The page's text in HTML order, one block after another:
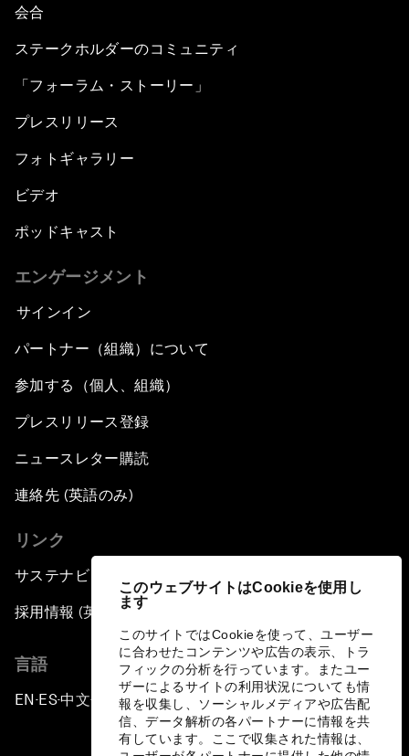
このウェブサイトはCookieを使用し
ます
このサイトではCookieを使って、ユーザー
に合わせたコンテンツや広告の表示、トラ
フィックの分析を行っています。またユー
ザーによるサイトの利用状況についても情
報を収集し、ソーシャルメディアや広告配
信、データ解析の各パートナーに情報を共
有しています。ここで収集された情報は、
会合
ステークホルダーのコミュニティ
「フォーラム・ストーリー」
プレスリリース
フォトギャラリー
ビデオ
ポッドキャスト
エンゲージメント
サインイン
パートナー（組織）について
参加する（個人、組織）
プレスリリース登録
ニュースレター購読
連絡先 (英語のみ)
リンク
サステナビリティへの取り組み
採用情報 (英語のみ)
言語
EN ▪ES▪中文▪ 日本語